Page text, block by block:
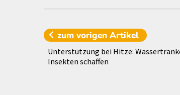
zum vorigenArtikel
Unterstützung bei Hitze:
Insekten schaffen